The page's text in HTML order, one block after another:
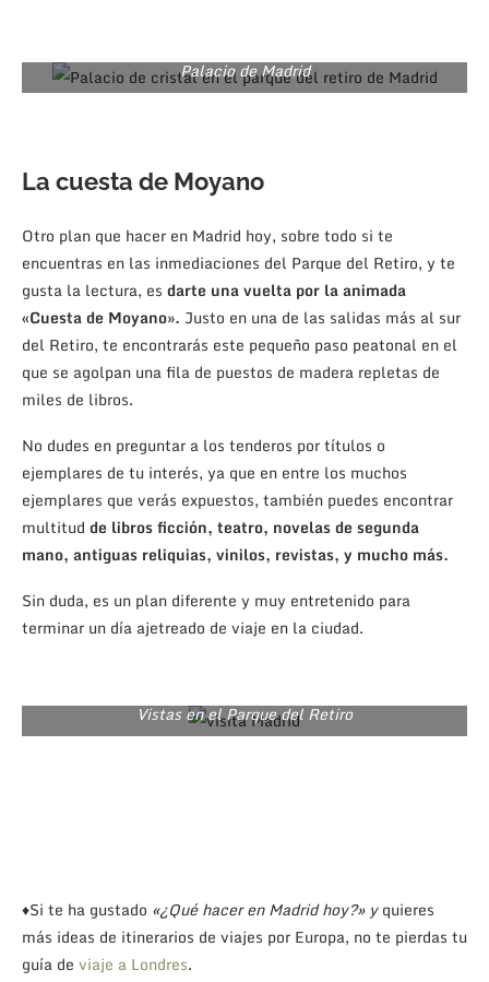
Palacio de Madrid
La cuesta de Moyano
Otro plan que hacer en Madrid hoy, sobre todo si te
encuentras en las inmediaciones del Parque del Retiro, y te
gusta la lectura, es darte una vuelta por la animada
«Cuesta de Moyano». Justo en una de las salidas más al sur
del Retiro, te encontrarás este pequeño paso peatonal en el
que se agolpan una fila de puestos de madera repletas de
miles de libros.
No dudes en preguntar a los tenderos por títulos o
ejemplares de tu interés, ya que en entre los muchos
ejemplares que verás expuestos, también puedes encontrar
multitud de libros ficción, teatro, novelas de segunda
mano, antiguas reliquias, vinilos, revistas, y mucho más.
Sin duda, es un plan diferente y muy entretenido para
terminar un día ajetreado de viaje en la ciudad.
Vistas en el Parque del Retiro
♦Si te ha gustado «¿Qué hacer en Madrid hoy?» yquieres
más ideas de itinerarios de viajes por Europa, no te pierdas tu
guía de viaje a Londres.